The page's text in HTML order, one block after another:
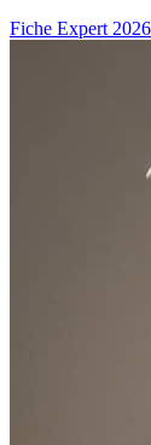
Fiche Expert 2026